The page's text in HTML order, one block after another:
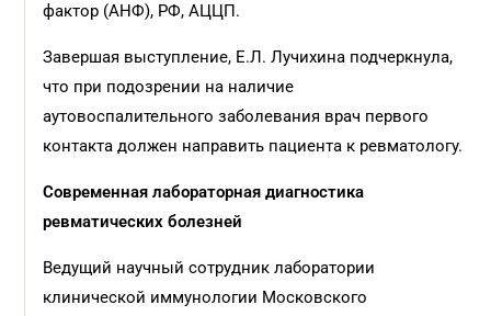
фактор (АНФ), РФ, АЦЦП.
Завершая выступление, Е.Л. Лучихина подчеркнула,
что при подозрении на наличие
аутовоспалительного заболевания врач первого
контакта должен направить пациента к ревматологу.
Современная лабораторная диагностика
ревматических болезней
Ведущий научный сотрудник лаборатории
клинической иммунологии Московского